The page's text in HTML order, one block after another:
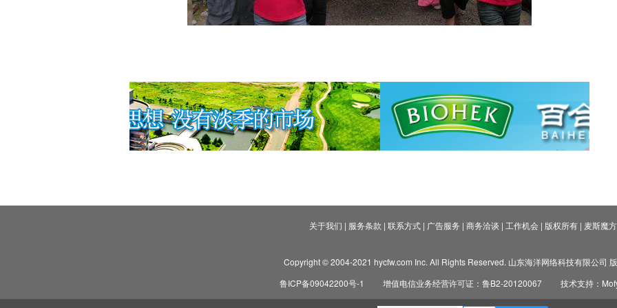
关于我们 | 服务条款 | 联系方式| 广告服务 | 商务洽谈 | 工作机会| 版权所有| 麦斯魔方
Copyright © 2004-2021 hycfw.com Inc. All Rights Reserved. 山东海洋网络科技有限公司
鲁ICP备09042200号-1
增值电信业务经营许可证：鲁B2-20120067 技术支持：